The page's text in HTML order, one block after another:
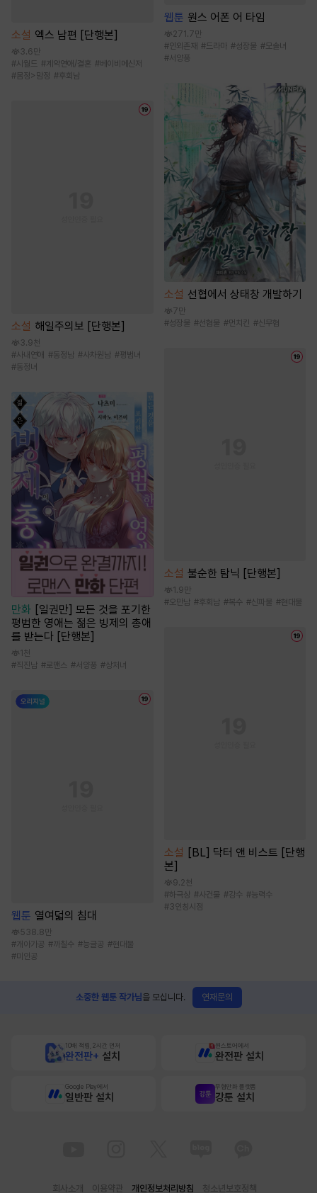
소설 엑스 남편 [단행본]
3.6만
#시월드 # 계약연애/결혼 #베이비메신저
# 몸정>맘정 #후회남
소설 해일주의보 [단행본]
3.9천
#사내연애 #동정남 #사차원남 #평범녀
#동정녀
만화 [일권만] 모든 것을 포기한
평범한 영애는 젊은 빙제의 총애
를 받는다 [단행본]
1천
#직진남 #로맨스 #서양풍 #상처녀
웹툰 열여덟의 침대
538.8만
# 개아가공 #까칠수 #능글공 #현대물
#미인공
웹툰 원스 어폰 어 타임
271.7만
#인외존재 #드라마 #성장물 #모솔녀
#서양풍
소설 선협에서 상태창 개발하기
7만
#성장물 #선협물 #먼치킨 #신무협
소설 불순한 탐닉 [단행본]
1.9만
#오만남 #후회남 #복수 #신파물 #현대물
소설 [BL] 닥터 앤 비스트 [단행
본]
9.2천
#하극상 #사건물 #강수 #능력수
#3인칭시점
소중한 웹툰 작가님을 모십니다. 연재문의
10배 적립, 2시간 먼저
완전판+ 설치
원스토어에서
완전판 설치
Google Play에서
일반판 설치
무협만화 플랫폼
강툰 설치
회사소개 이용약관 개인정보처리방침 청소년보호정책